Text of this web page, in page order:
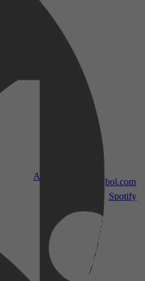
Apple TV
bol.com
Spotify